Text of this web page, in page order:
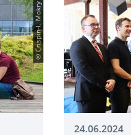
© Crispin-I. Mokry
24.06.2024